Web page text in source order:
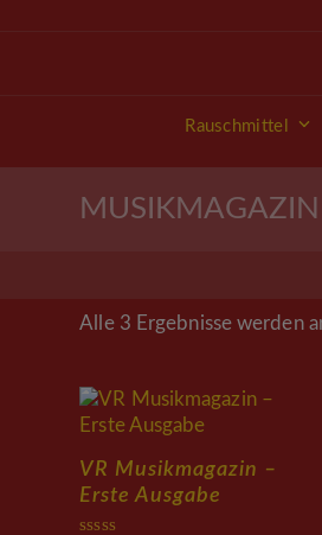
Rauschmittel
MUSIKMAGAZIN
Alle 3 Ergebnisse werden
VR Musikmagazin –
Erste Ausgabe